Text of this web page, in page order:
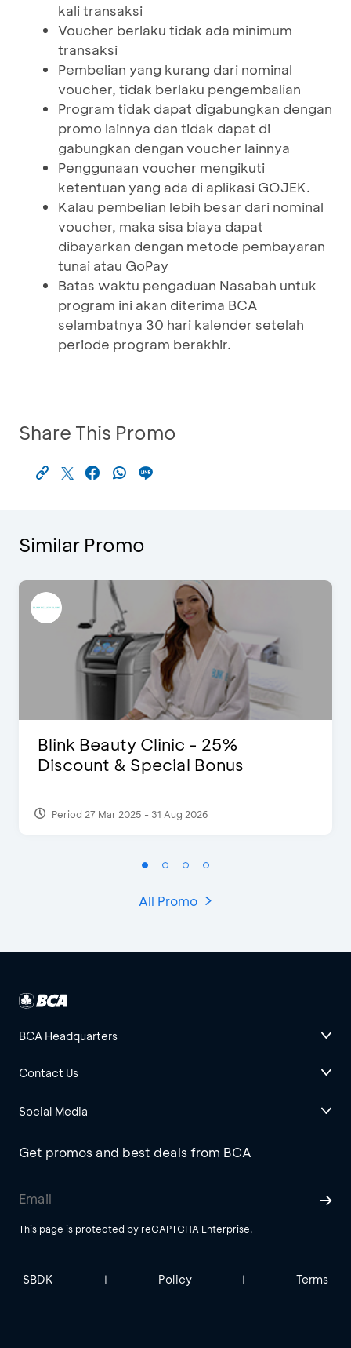
kali transaksi
Voucher berlaku tidak ada minimum
transaksi
Pembelian yang kurang dari nominal
voucher, tidak berlaku pengembalian
Program tidak dapat digabungkan dengan
promo lainnya dan tidak dapat di
gabungkan dengan voucher lainnya
Penggunaan voucher mengikuti
ketentuan yang ada di aplikasi GOJEK.
Kalau pembelian lebih besar dari nominal
voucher, maka sisa biaya dapat
dibayarkan dengan metode pembayaran
tunai atau GoPay
Batas waktu pengaduan Nasabah untuk
program ini akan diterima BCA
selambatnya 30 hari kalender setelah
periode program berakhir.
Share This Promo
Similar Promo
Blink Beauty Clinic - 25%
Discount & Special Bonus
Period 27 Mar 2025 - 31 Aug 2026
All Promo
BCA Headquarters
Contact Us
Social Media
Get promos and best deals from BCA
This page is protected by reCAPTCHA Enterprise.
SBDK | Policy | Terms